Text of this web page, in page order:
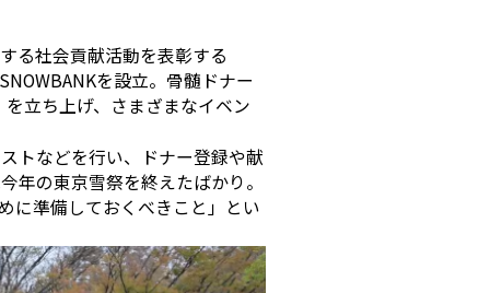
る社会貢献活動を表彰する
を設立。骨髄ドナー
立ち上げ、さまざまなイベン
トなどを行い、ドナー登録や献
年の東京雪祭を終えたばかり。
に準備しておくべきこと」とい